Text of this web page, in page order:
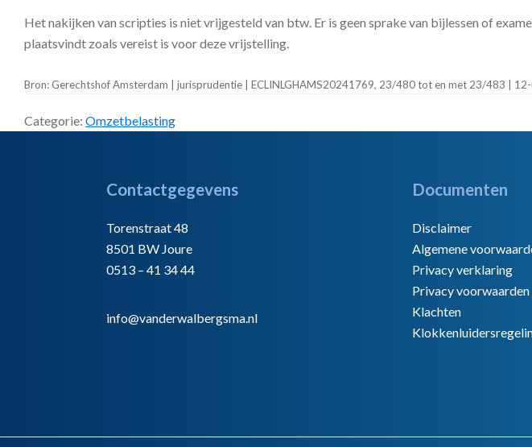
Het nakijken van scripties is niet vrijgesteld van btw. Er is geen sprake van bijlessen of
plaatsvindt zoals vereist is voor deze vrijstelling.
Bron: Gerechtshof Amsterdam | jurisprudentie | ECLINLGHAMS20241769, 23/480 tot en met 23/483 |
Categorie: Omzetbelasting
Contactgegevens
Torenstraat 48
8501 BW Joure
0513 – 41 34 44
info@vanderwalbergsma.nl
Documenten
Disclaimer
Algemene
Privacy verklaring
Privacy voorwaarden
Klachten